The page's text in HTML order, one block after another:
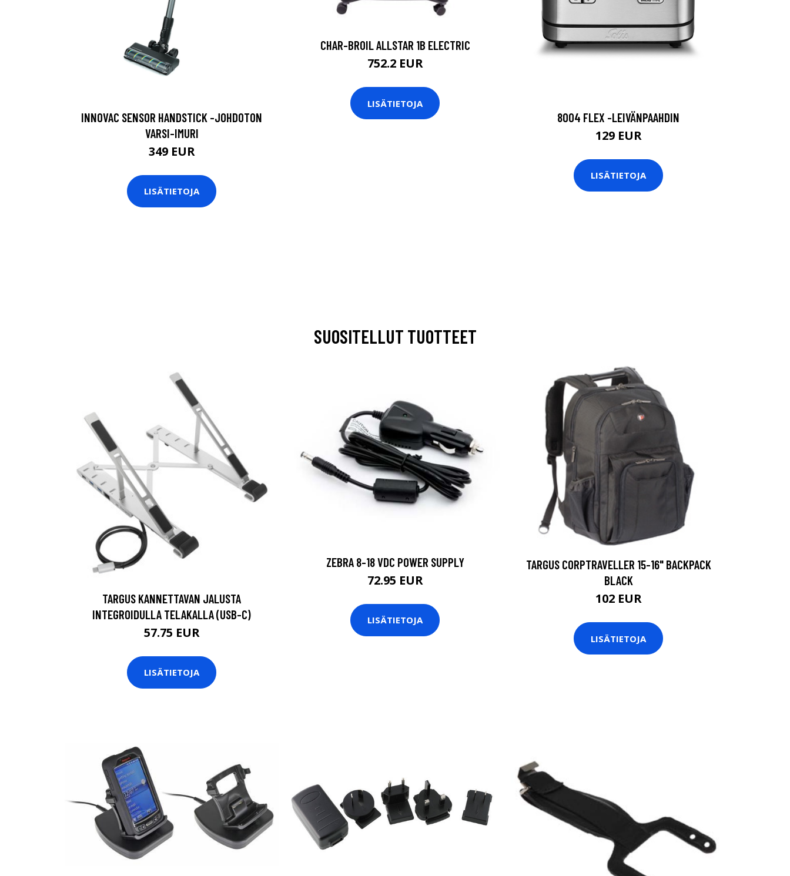
INNOVAC SENSOR HANDSTICK -JOHDOTON
VARSI-IMURI
349 EUR
LISÄTIETOJA
CHAR-BROIL ALLSTAR 1B ELECTRIC
752.2 EUR
LISÄTIETOJA
8004 FLEX -LEIVÄNPAAHDIN
129 EUR
LISÄTIETOJA
SUOSITELLUT TUOTTEET
TARGUS KANNETTAVAN JALUSTA
INTEGROIDULLA TELAKALLA (USB-C)
57.75 EUR
LISÄTIETOJA
ZEBRA 8-18 VDC POWER SUPPLY
72.95 EUR
LISÄTIETOJA
TARGUS CORPTRAVELLER 15-16" BACKPACK
BLACK
102 EUR
LISÄTIETOJA